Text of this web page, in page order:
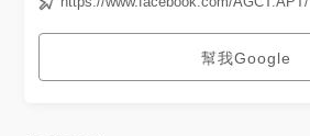
幫我Google